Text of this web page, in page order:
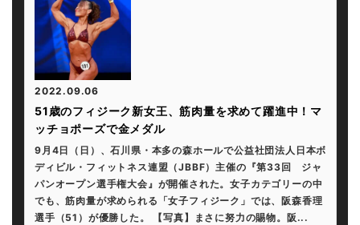
2022.09.06
51歳のフィジーク新女王、筋肉量を求めて躍進中！マ
ッチョポーズで金メダル
9月4日（日）、石川県・本多の森ホールで公益社団法人日本ボ
ディビル・フィットネス連盟（JBBF）主催の『第33回 ジャ
パンオープン選手権大会』が開催された。女子カテゴリーの中
でも、筋肉量が求められる「女子フィジーク」では、阪森香理
選手（51）が優勝した。 【写真】まさに努力の賜物。阪...